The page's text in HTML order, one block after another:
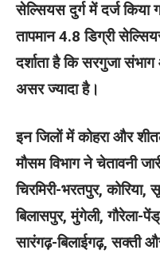
सेल्सियस दुर्ग में दर्ज
तापमान 4.8 डिग्री
दर्शाता है कि सरगुजा
असर ज्यादा है।
इन जिलों में कोहरा और
मौसम विभाग ने चेतावनी
चिरमिरी-भरतपुर,
बिलासपुर, मुंगेली, गौरेला-
सारंगढ़-बिलाईगढ़, सक्ती